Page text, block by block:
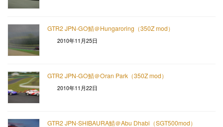
GTR2 JPN-GO鯖＠Hungaroring（350Z mod）
2010年11月25日
GTR2 JPN-GO鯖＠Oran Park（350Z mod）
2010年11月22日
GTR2 JPN-SHIBAURA鯖＠Abu Dhabi（SGT500mod）